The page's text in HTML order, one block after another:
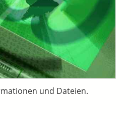
und Dateien.